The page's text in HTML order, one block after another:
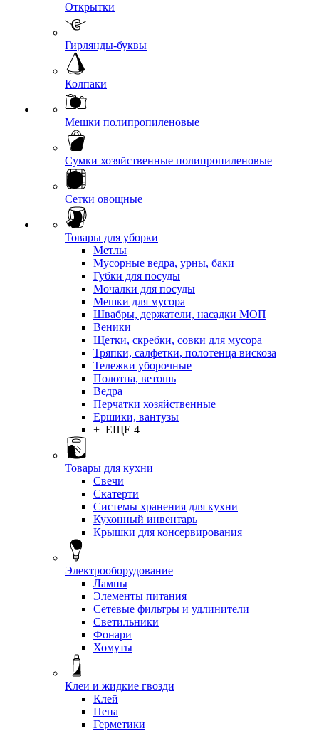
Открытки
Гирлянды-буквы
Колпаки
Мешки полипропиленовые
Сумки хозяйственные полипропиленовые
Сетки овощные
Товары для уборки
Метлы
Мусорные ведра, урны, баки
Губки для посуды
Мочалки для посуды
Мешки для мусора
Швабры, держатели, насадки МОП
Веники
Щетки, скребки, совки для мусора
Тряпки, салфетки, полотенца вискоза
Тележки уборочные
Полотна, ветошь
Ведра
Перчатки хозяйственные
Ершики, вантузы
+ ЕЩЕ 4
Товары для кухни
Свечи
Скатерти
Системы хранения для кухни
Кухонный инвентарь
Крышки для консервирования
Электрооборудование
Лампы
Элементы питания
Сетевые фильтры и удлинители
Светильники
Фонари
Хомуты
Клеи и жидкие гвозди
Клей
Пена
Герметики